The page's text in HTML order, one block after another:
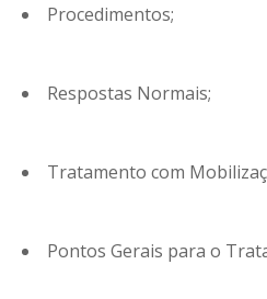
Procedimentos;
Respostas Normais;
Tratamento com
Pontos Gerais para o